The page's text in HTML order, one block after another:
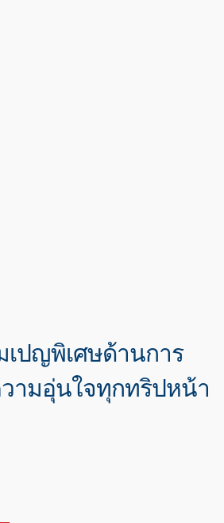
เปญพิเศษด้านการ
ามอุ่นใจทุกทริปหน้า